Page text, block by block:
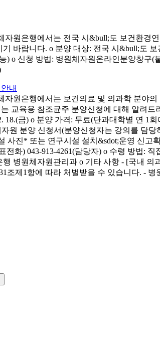
자원은행에서는 전국 시&bull;도 보건환경
바랍니다. o 분양 대상: 전국 시&bull;도 보
) o 신청 방법: 병원체자원온라인분양창
내
자원은행에서는 보건의료 및 의과학 분야
교육용 참조균주 분양신청에 대해 알려
18.(금) o 분양 가격: 무료(단과대학별 연
원 분양 신청서(분양신청자는 강의를 담
사진* 또는 연구시설 설치&sdot;운영 신
전화) 043-913-4261(담당자) o 수령 방법:
행 병원체자원관리과 o 기타 사항 - [국내
조제1항에 따라 처벌받을 수 있습니다. -